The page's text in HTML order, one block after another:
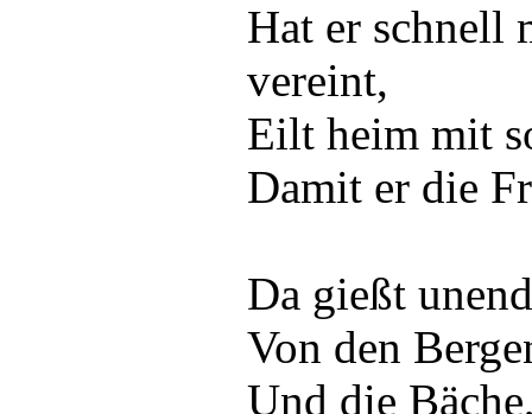
Hat er schnell
vereint,
Eilt heim mit
Damit er die
Da gießt
Von den
Und die